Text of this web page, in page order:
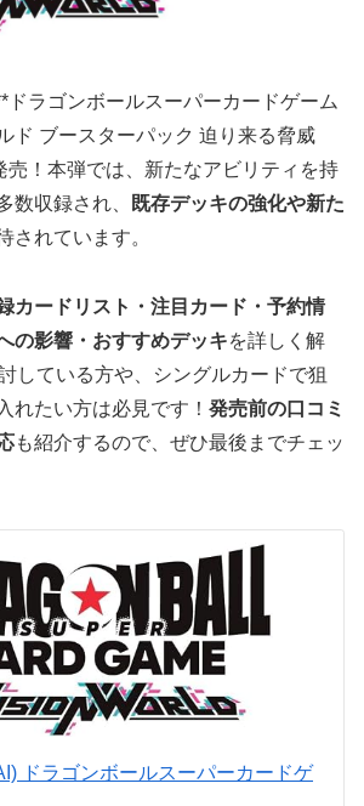
ドラゴンボールスーパーカードゲーム
ド ブースターパック 迫り来る脅威
売！本弾では、新たなアビリティを持
数収録され、
既存デッキの強化や新た
されています。
カードリスト・注目カード・予約情
の影響・おすすめデッキを詳しく解
している方や、シングルカードで狙
れたい方は必見です！ 発売前の口コミ
も紹介するので、ぜひ最後までチェッ
ドラゴンボールスーパーカードゲ